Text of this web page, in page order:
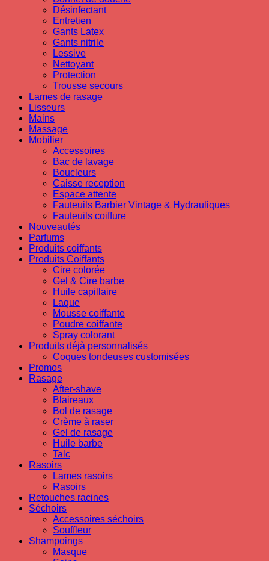
Désinfectant
Entretien
Gants Latex
Gants nitrile
Lessive
Nettoyant
Protection
Trousse secours
Lames de rasage
Lisseurs
Mains
Massage
Mobilier
Accessoires
Bac de lavage
Boucleurs
Caisse reception
Espace attente
Fauteuils Barbier Vintage & Hydrauliques
Fauteuils coiffure
Nouveautés
Parfums
Produits coiffants
Produits Coiffants
Cire colorée
Gel & Cire barbe
Huile capillaire
Laque
Mousse coiffante
Poudre coiffante
Spray colorant
Produits déjà personnalisés
Coques tondeuses customisées
Promos
Rasage
After-shave
Blaireaux
Bol de rasage
Crème à raser
Gel de rasage
Huile barbe
Talc
Rasoirs
Lames rasoirs
Rasoirs
Retouches racines
Séchoirs
Accessoires séchoirs
Souffleur
Shampoings
Masque